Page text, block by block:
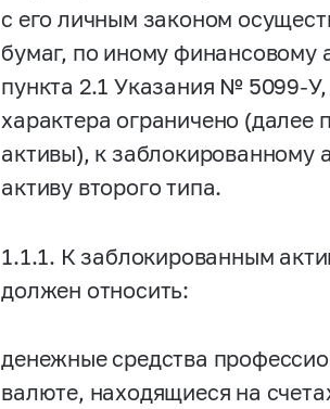
с его личным законом
бумаг, по иному финансовому
пункта 2.1 Указания № 5099-У,
характера ограничено
активы), к заблокированному
активу второго типа.
1.1.1. К заблокированным
должен относить:
денежные средства
валюте, находящиеся на